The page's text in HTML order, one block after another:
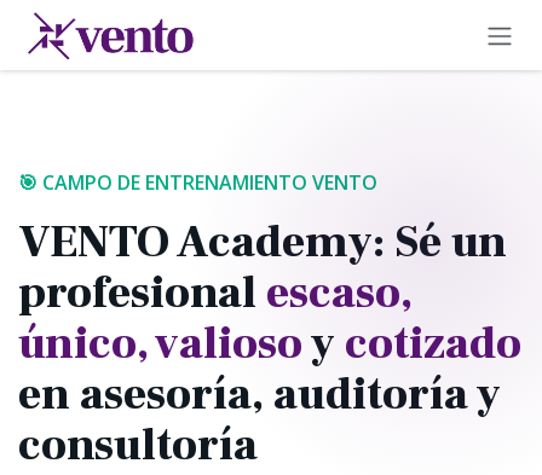
Ir al contenido
🎯 CAMPO DE ENTRENAMIENTO VENTO
VENTO Academy: Sé un
profesional escaso,
único, valiosoy cotizado
en asesoría, auditoría y
consultoría